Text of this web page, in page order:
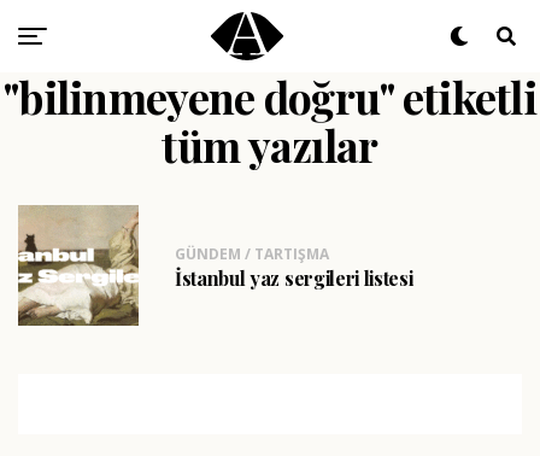
"bilinmeyene doğru" etiketli
tüm yazılar
GÜNDEM / TARTIŞMA
İstanbul yaz sergileri listesi